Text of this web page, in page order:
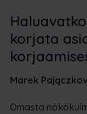
korjata
Marek
Omasta